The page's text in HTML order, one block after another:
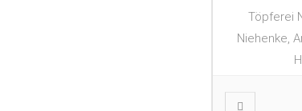
Töpferei
Niehenke,